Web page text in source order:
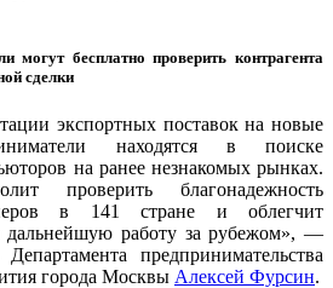
могут бесплатно проверить контрагента
сделки
экспортных поставок на новые
находятся в поиске
на ранее незнакомых рынках.
проверить благонадежность
в 141 стране и облегчит
дальнейшую работу за рубежом», —
предпринимательства
города Москвы Алексей Фурсин.